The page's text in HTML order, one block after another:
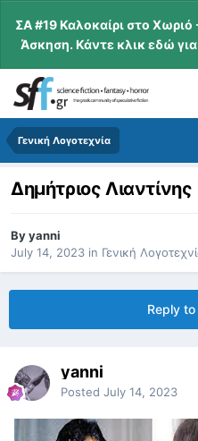
ΣΑ #19 Καλοκαίρι στο
Άσκηση. Κάντε κλικ εδώ
Γενική Λογοτεχνία
Δημήτριος Λιαντίνης
Byyanni
July 14, 2023 in Γενική
Reply
yanni
Posted July 14, 2023